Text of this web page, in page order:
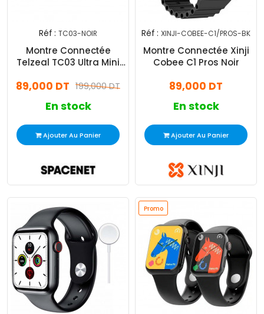
Réf : TC03-NOIR
Montre Connectée
Telzeal TC03 Ultra Mini
199,000 DT
89,000 DT
En stock
Ajouter Au Panier
Réf : XINJI-COBEE-C1/PROS-BK
Montre Connectée Xinji
Cobee C1 Pros Noir
89,000 DT
En stock
Ajouter Au Panier
Promo